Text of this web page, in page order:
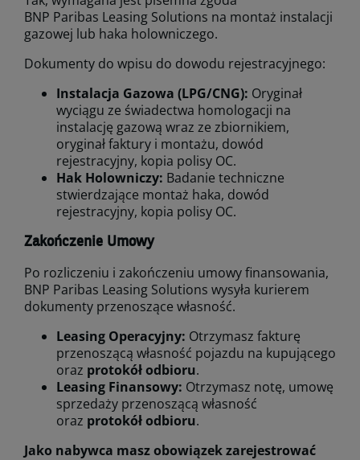
BNP Paribas Leasing Solutions na montaż instalacji
gazowej lub haka holowniczego.
Dokumenty do wpisu do dowodu rejestracyjnego:
Instalacja Gazowa (LPG/CNG): Oryginał
wyciągu ze świadectwa homologacji na
instalację gazową wraz ze zbiornikiem,
oryginał faktury i montażu, dowód
rejestracyjny, kopia polisy OC.
Hak Holowniczy: Badanie techniczne
stwierdzające montaż haka, dowód
rejestracyjny, kopia polisy OC.
Zakończenie Umowy
Po rozliczeniu i zakończeniu umowy finansowania,
BNP Paribas Leasing Solutions wysyła kurierem
dokumenty przenoszące własność.
Leasing Operacyjny: Otrzymasz fakturę
przenoszącą własność pojazdu na kupującego
oraz protokół odbioru.
Leasing Finansowy: Otrzymasz notę, umowę
sprzedaży przenoszącą własność
oraz protokół odbioru.
Jako nabywca masz obowiązek zarejestrować